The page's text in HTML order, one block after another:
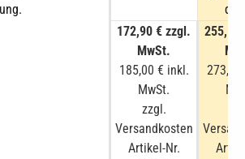
172,90 € zzgl.
MwSt.
185,00 € inkl.
MwSt.
zzgl.
Versandkosten
Artikel-Nr.
255,14